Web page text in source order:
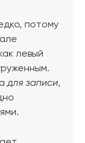
потому
левый
для записи,